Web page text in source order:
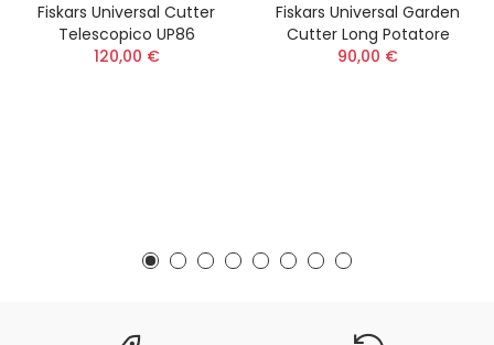
Fiskars Universal Cutter
Telescopico UP86
120,00 €
Fiskars Universal Garden
Cutter Long Potatore
90,00 €